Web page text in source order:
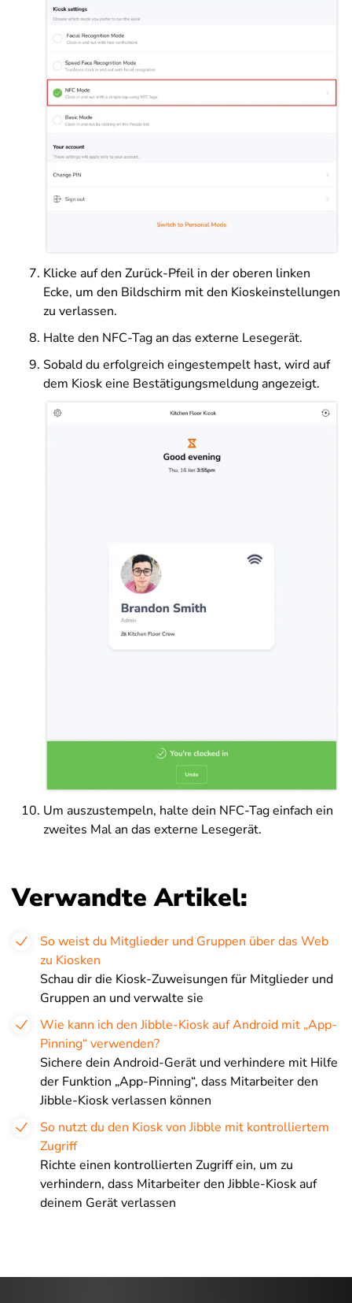
Klicke auf den Zurück-Pfeil in der oberen linken
Ecke, um den Bildschirm mit den Kioskeinstellungen
zu verlassen.
Halte den NFC-Tag an das externe Lesegerät.
Sobald du erfolgreich eingestempelt hast, wird auf
dem Kiosk eine Bestätigungsmeldung angezeigt.
Um auszustempeln, halte dein NFC-Tag einfach ein
zweites Mal an das externe Lesegerät.
Verwandte Artikel:
So weist du Mitglieder und Gruppen über das Web
zu Kiosken
Schau dir die Kiosk-Zuweisungen für Mitglieder und
Gruppen an und verwalte sie
Wie kann ich den Jibble-Kiosk auf Android mit „App-
Pinning“ verwenden?
Sichere dein Android-Gerät und verhindere mit Hilfe
der Funktion „App-Pinning“, dass Mitarbeiter den
Jibble-Kiosk verlassen können
So nutzt du den Kiosk von Jibble mit kontrolliertem
Zugriff
Richte einen kontrollierten Zugriff ein, um zu
verhindern, dass Mitarbeiter den Jibble-Kiosk auf
deinem Gerät verlassen